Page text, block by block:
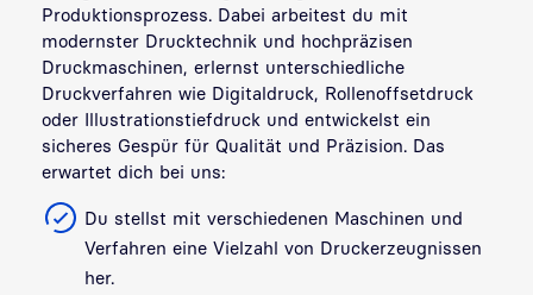
Produktionsprozess. Dabei arbeitest du mit
modernster Drucktechnik und hochpräzisen
Druckmaschinen, erlernst unterschiedliche
Druckverfahren wie Digitaldruck, Rollenoffsetdruck
oder Illustrationstiefdruck und entwickelst ein
sicheres Gespür für Qualität und Präzision. Das
erwartet dich bei uns:
Du stellst mit verschiedenen Maschinen und
Verfahren eine Vielzahl von Druckerzeugnissen
her.